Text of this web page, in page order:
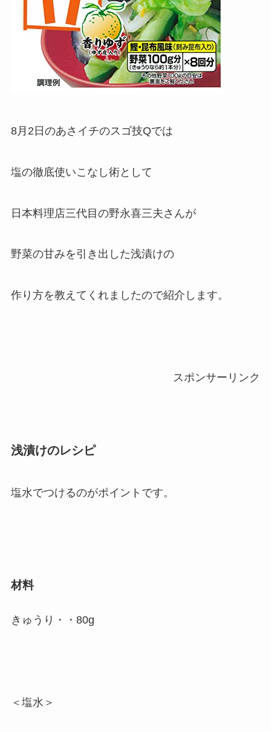
8月2日のあさイチのスゴ技Qでは
塩の徹底使いこなし術として
日本料理店三代目の野永喜三夫さんが
野菜の甘みを引き出した浅漬けの
作り方を教えてくれましたので紹介します。
スポンサーリンク
浅漬けのレシピ
塩水でつけるのがポイントです。
材料
きゅうり・・80g
＜塩水＞